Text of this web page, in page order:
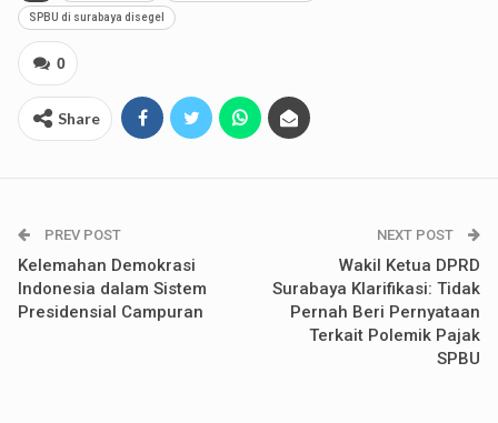
SPBU di surabaya disegel
0
Share
PREV POST
Kelemahan Demokrasi
Indonesia dalam Sistem
Presidensial Campuran
NEXT POST
Wakil Ketua DPRD
Surabaya Klarifikasi: Tidak
Pernah Beri Pernyataan
Terkait Polemik Pajak
SPBU